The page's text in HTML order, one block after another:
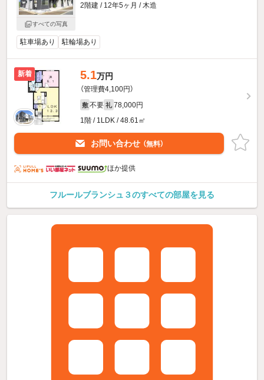
すべての写真
2階建 / 12年5ヶ月 / 木造
駐車場あり 駐輪場あり
新着 5.1万円
（管理費4,100円）
敷 不要 礼 78,000円
1階 / 1LDK / 48.61㎡
お問い合わせ （無料）
ほか提供
フルールブランシュ３のすべての部屋を見る